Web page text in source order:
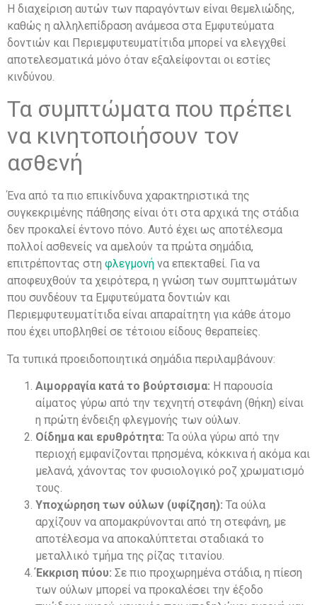
Η διαχείριση αυτών των παραγόντων είναι θεμελιώδης,
καθώς η αλληλεπίδραση ανάμεσα στα Εμφυτεύματα
δοντιών και Περιεμφυτευματίτιδα μπορεί να ελεγχθεί
αποτελεσματικά μόνο όταν εξαλείφονται οι εστίες
κινδύνου.
Τα συμπτώματα που πρέπει
να κινητοποιήσουν τον
ασθενή
Ένα από τα πιο επικίνδυνα χαρακτηριστικά της
συγκεκριμένης πάθησης είναι ότι στα αρχικά της στάδια
δεν προκαλεί έντονο πόνο. Αυτό έχει ως αποτέλεσμα
πολλοί ασθενείς να αμελούν τα πρώτα σημάδια,
επιτρέποντας στη φλεγμονή να επεκταθεί. Για να
αποφευχθούν τα χειρότερα, η γνώση των συμπτωμάτων
που συνδέουν τα Εμφυτεύματα δοντιών και
Περιεμφυτευματίτιδα είναι απαραίτητη για κάθε άτομο
που έχει υποβληθεί σε τέτοιου είδους θεραπείες.
Τα τυπικά προειδοποιητικά σημάδια περιλαμβάνουν:
Αιμορραγία κατά το βούρτσισμα: Η παρουσία
αίματος γύρω από την τεχνητή στεφάνη (θήκη) είναι
η πρώτη ένδειξη φλεγμονής των ούλων.
Οίδημα και ερυθρότητα: Τα ούλα γύρω από την
περιοχή εμφανίζονται πρησμένα, κόκκινα ή ακόμα και
μελανά, χάνοντας τον φυσιολογικό ροζ χρωματισμό
τους.
Υποχώρηση των ούλων (υφίζηση): Τα ούλα
αρχίζουν να απομακρύνονται από τη στεφάνη, με
αποτέλεσμα να αποκαλύπτεται σταδιακά το
μεταλλικό τμήμα της ρίζας τιτανίου.
Έκκριση πύου: Σε πιο προχωρημένα στάδια, η πίεση
των ούλων μπορεί να προκαλέσει την έξοδο